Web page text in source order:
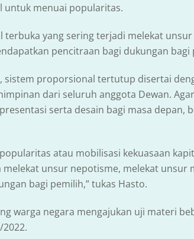
untuk menuai popularitas.
terbuka yang sering terjadi melekat
pencitraan bagi dukungan bagi
sistem proporsional tertutup disertai
dari seluruh anggota Dewan.
serta desain bagi masa
popularitas atau mobilisasi kekuasaan
unsur nepotisme, melekat unsur
bagi pemilih,” tukas Hasto.
warga negara mengajukan uji materi
2022.